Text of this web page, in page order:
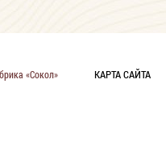
«Сокол» КАРТА САЙТА